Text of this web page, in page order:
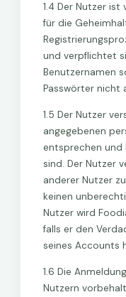
1.4 Der Nutzer
für die
und verpflichtet
Benutzernamen
Passwörter nicht
1.5 Der Nutzer
angegebenen
entsprechen und
sind. Der Nutzer
anderer Nutzer
keinen
Nutzer wird
falls er den
seines Accounts
1.6 Die
Nutzern